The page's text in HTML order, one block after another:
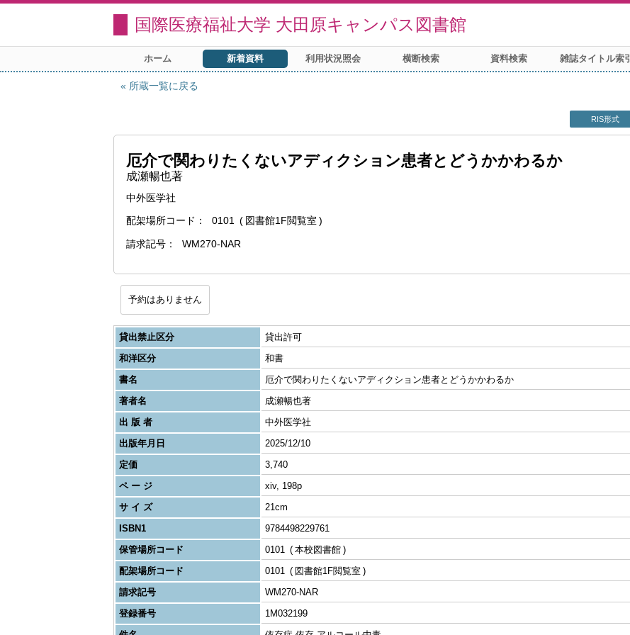
国際医療福祉大学 大田原キャンパス図書館
ホーム 新着資料 利用状況照会 横断検索 資料検索 雑誌タイトル索引
所蔵一覧に戻る
RIS形式
厄介で関わりたくないアディクション患者とどうかかわるか
成瀬暢也著
中外医学社
配架場所コード
0101 図書館1F閲覧室
請求記号 WM270-NAR
予約はありません
貸出禁止区分
貸出許可
和洋区分
和書
書名
厄介で関わりたくないアディクション患者とどうかかわるか
著者名
成瀬暢也著
出 版 者
中外医学社
出版年月日
2025/12/10
定価
3,740
ペ ー ジ
xiv, 198p
サ イ ズ
21cm
ISBN1
9784498229761
保管場所コード
0101
本校図書館
配架場所コード
0101
図書館1F閲覧室
請求記号
WM270-NAR
登録番号
1M032199